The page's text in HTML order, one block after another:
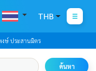
THB
ษ์ ประสานมิตร
ค้นหา